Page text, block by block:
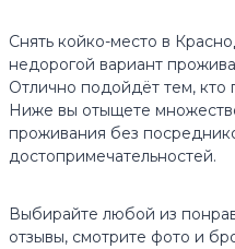
Снять койко-место в
недорогой вариант
Отлично подойдёт тем, кто
Ниже вы отыщете
проживания без
достопримечательностей.
Выбирайте любой из
отзывы, смотрите фото и